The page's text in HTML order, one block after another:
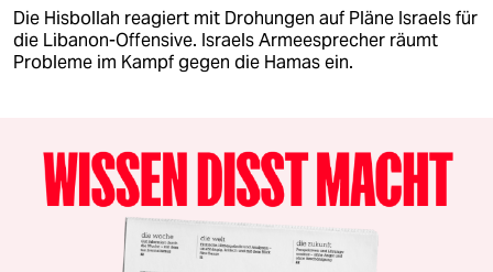
Die Hisbollah reagiert mit Drohungen auf Pläne Israels für
die Libanon-Offensive. Israels Armeesprecher räumt
Probleme im Kampf gegen die Hamas ein.